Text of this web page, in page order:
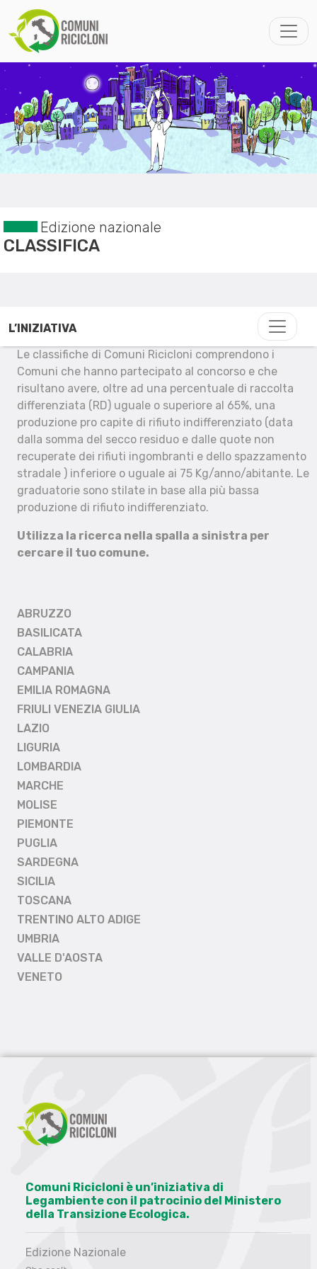
Edizione nazionale
CLASSIFICA
L’INIZIATIVA
Le classifiche di Comuni Ricicloni comprendono i
Comuni che hanno partecipato al concorso e che
risultano avere, oltre ad una percentuale di raccolta
differenziata (RD) uguale o superiore al 65%, una
produzione pro capite di rifiuto indifferenziato (data
dalla somma del secco residuo e dalle quote non
recuperate dei rifiuti ingombranti e dello spazzamento
stradale ) inferiore o uguale ai 75 Kg/anno/abitante. Le
graduatorie sono stilate in base alla più bassa
produzione di rifiuto indifferenziato.
Utilizza la ricerca nella spalla a sinistra per
cercare il tuo comune.
ABRUZZO
BASILICATA
CALABRIA
CAMPANIA
EMILIA ROMAGNA
FRIULI VENEZIA GIULIA
LAZIO
LIGURIA
LOMBARDIA
MARCHE
MOLISE
PIEMONTE
PUGLIA
SARDEGNA
SICILIA
TOSCANA
TRENTINO ALTO ADIGE
UMBRIA
VALLE D'AOSTA
VENETO
Comuni Ricicloni è un’iniziativa di
Legambiente con il patrocinio del Ministero
della Transizione Ecologica.
Edizione Nazionale